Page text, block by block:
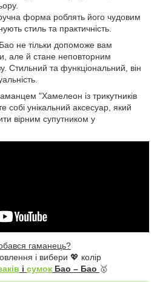
форма роблять його чудовим
стиль та практичність.
не тільки допоможе вам
але й стане неповторним
Стильний та функціональний, він
"Хамелеон із трикутників
собі унікальний аксесуар, який
вірним супутником у
гаманець?
і вибери 💖 колір
і сумок Бао – Бао 🥇